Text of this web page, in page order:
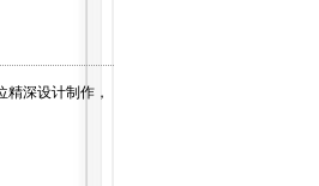
精深设计制作，